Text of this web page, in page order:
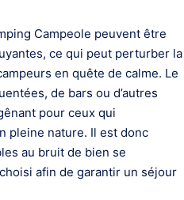
Campeole peuvent être
ce qui peut perturber la
en quête de calme. Le
de bars ou d’autres
pour ceux qui
pleine nature. Il est donc
au bruit de bien se
afin de garantir un séjour